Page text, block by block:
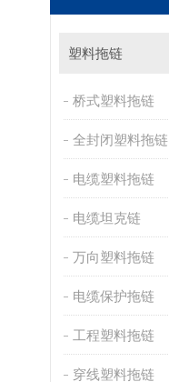
塑料拖链
桥式塑料拖链
全封闭塑料拖链
电缆塑料拖链
电缆坦克链
万向塑料拖链
电缆保护拖链
工程塑料拖链
穿线塑料拖链